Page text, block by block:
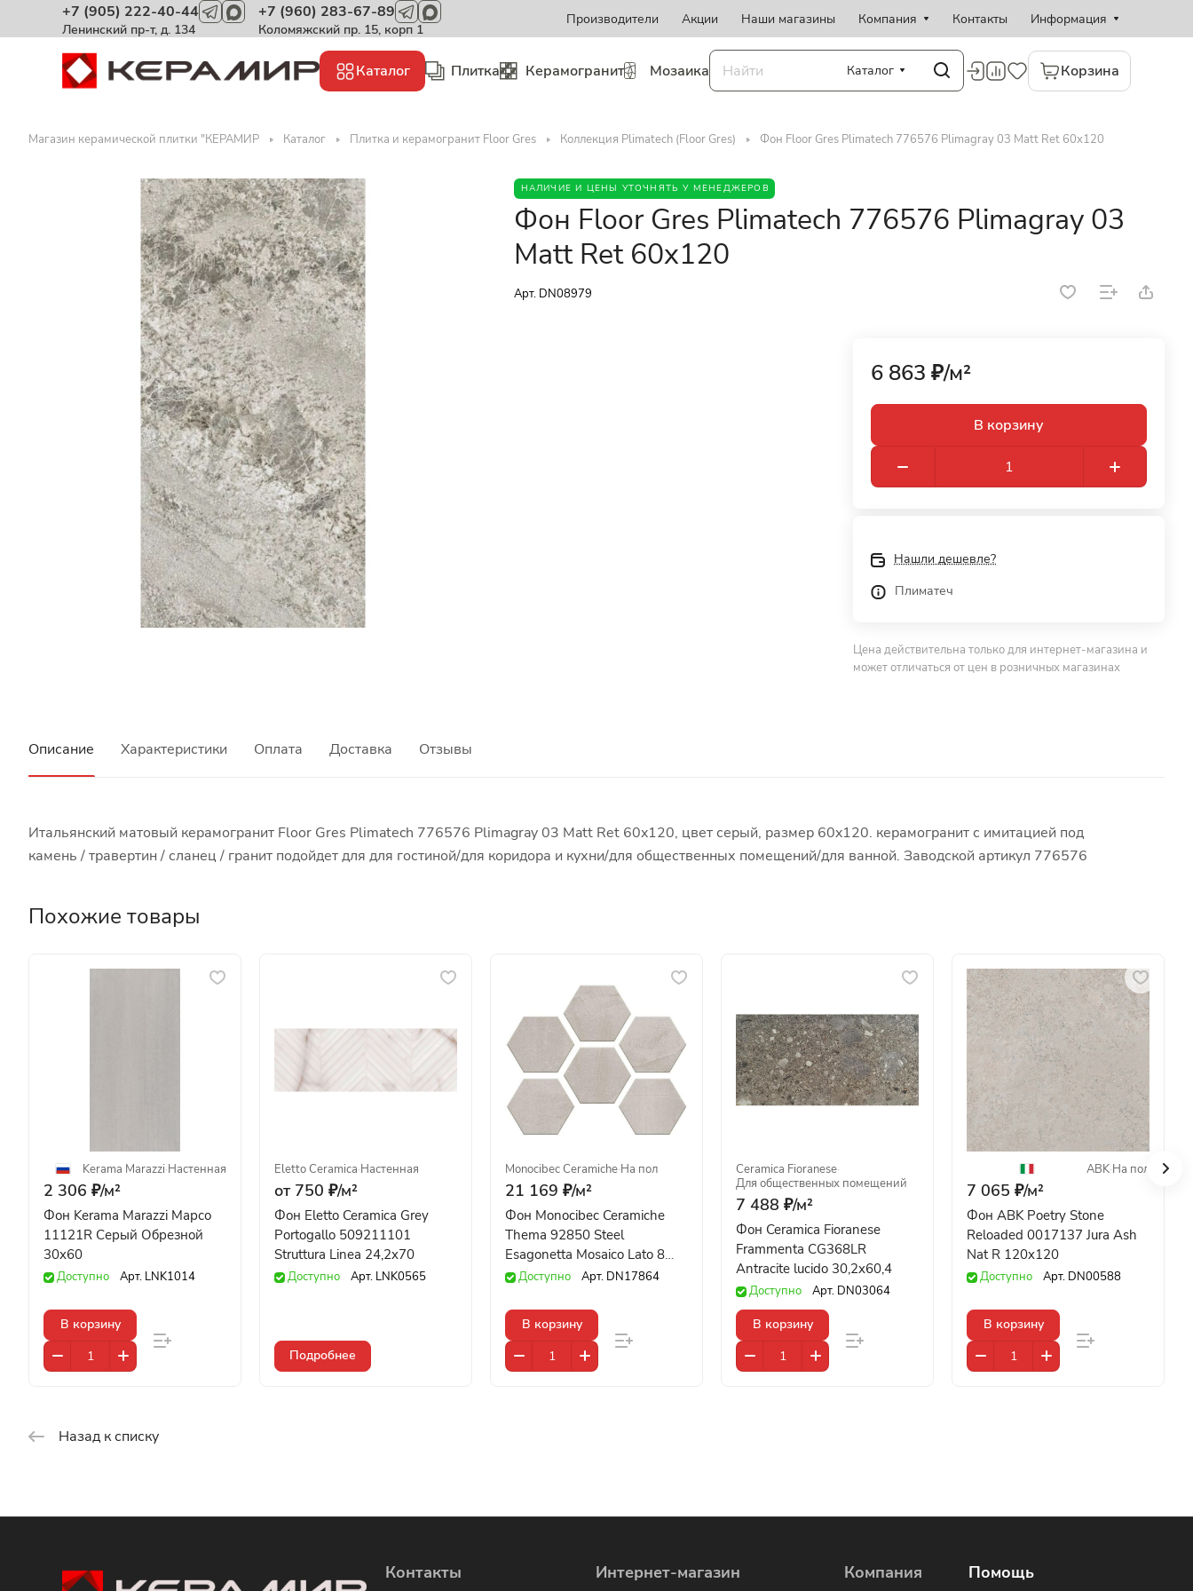
+7 (905) 222-40-44
Ленинский пр-т, д. 134
+7 (960) 283-67-89
Коломяжский пр. 15, корп 1
Производители Акции Наши магазины Компания Контакты Информация
Каталог Плитка Керамогранит Мозаика Каталог Корзина
Магазин керамической плитки "КЕРАМИР Каталог Плитка и керамогранит Floor Gres Коллекция Plimatech (Floor Gres) Фон Floor Gres Plimatech 776576 Plimagray 03 Matt Ret 60x120
НАЛИЧИЕ И ЦЕНЫ УТОЧНЯТЬ У МЕНЕДЖЕРОВ
Фон Floor Gres Plimatech 776576 Plimagray 03
Matt Ret 60x120
Арт. DN08979
6 863 ₽/м²
В корзину
Нашли дешевле?
Плиматеч
Цена действительна только для интернет-магазина и
может отличаться от цен в розничных магазинах
Описание Характеристики Оплата Доставка Отзывы
Итальянский матовый керамогранит Floor Gres Plimatech 776576 Plimagray 03 Matt Ret 60x120, цвет серый, размер 60x120. керамогранит с имитацией под
камень / травертин / сланец / гранит подойдет для для гостиной/для коридора и кухни/для общественных помещений/для ванной. Заводской артикул 776576
Похожие товары
Kerama Marazzi·Настенная
2 306 ₽/м²
Фон Kerama Marazzi Марсо
11121R Серый Обрезной
30x60
Доступно Арт. LNK1014
В корзину
Eletto Ceramica·Настенная
от 750 ₽/м²
Фон Eletto Ceramica Grey
Portogallo 509211101
Struttura Linea 24,2x70
Доступно Арт. LNK0565
Подробнее
Monocibec Ceramiche·На пол
21 169 ₽/м²
Фон Monocibec Ceramiche
Thema 92850 Steel
Esagonetta Mosaico Lato 8
Naturale 30x40
Доступно Арт. DN17864
В корзину
Ceramica Fioranese·
Для общественных помещений
7 488 ₽/м²
Фон Ceramica Fioranese
Frammenta CG368LR
Antracite lucido 30,2x60,4
Доступно Арт. DN03064
В корзину
ABK·На пол
7 065 ₽/м²
Фон ABK Poetry Stone
Reloaded 0017137 Jura Ash
Nat R 120x120
Доступно Арт. DN00588
В корзину
Назад к списку
Контакты
Интернет-магазин
Компания
Помощь